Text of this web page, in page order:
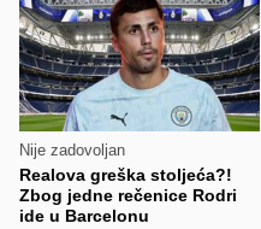
Nije zadovoljan
Realova greška stoljeća?!
Zbog jedne rečenice Rodri
ide u Barcelonu